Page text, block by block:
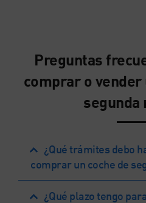
Preguntas
comprar o vender
segunda
¿Qué trámites debo
comprar un coche de
¿Qué plazo tengo